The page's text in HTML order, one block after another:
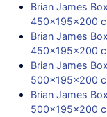
Brian James
450x195x200
Brian James
450x195x200
Brian James
500x195x200
Brian James
500x195x200